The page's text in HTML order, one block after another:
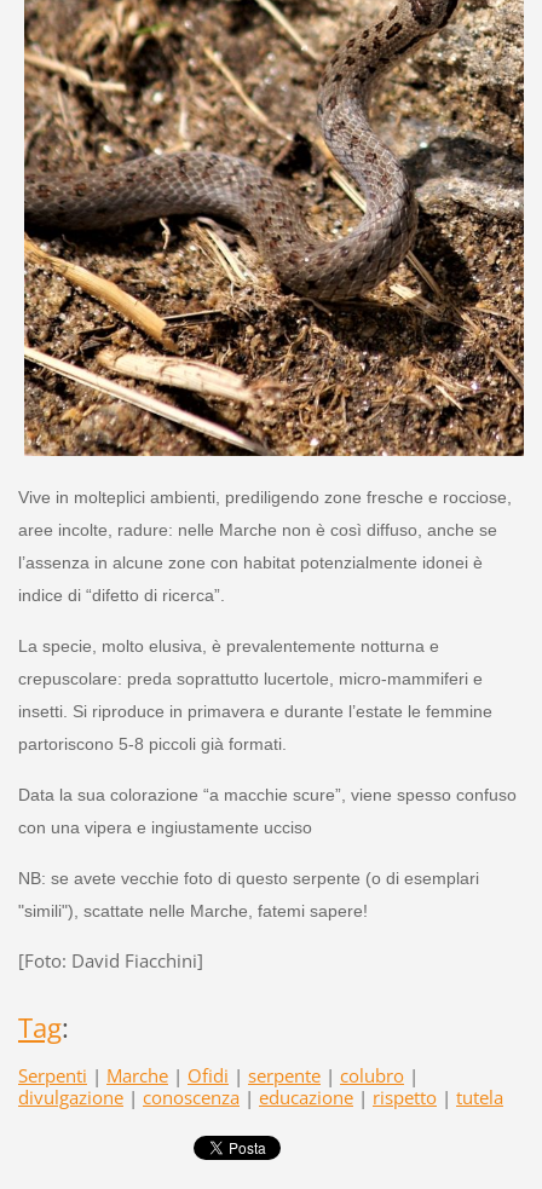
Vive in molteplici ambienti, prediligendo zone fresche e rocciose,
aree incolte, radure: nelle Marche non è così diffuso, anche se
l’assenza in alcune zone con habitat potenzialmente idonei è
indice di “difetto di ricerca”.
La specie, molto elusiva, è prevalentemente notturna e
crepuscolare: preda soprattutto lucertole, micro-mammiferi e
insetti. Si riproduce in primavera e durante l’estate le femmine
partoriscono 5-8 piccoli già formati.
Data la sua colorazione “a macchie scure”, viene spesso confuso
con una vipera e ingiustamente ucciso
NB: se avete vecchie foto di questo serpente (o di esemplari
"simili"), scattate nelle Marche, fatemi sapere!
[Foto: David Fiacchini]
Tag:
Serpenti | Marche | Ofidi | serpente | colubro |
divulgazione | conoscenza | educazione | rispetto | tutela